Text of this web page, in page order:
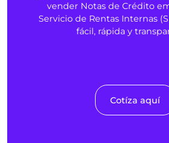
vender Notas de Crédito
Servicio de Rentas Internas
fácil, rápida y
Cotíza aquí